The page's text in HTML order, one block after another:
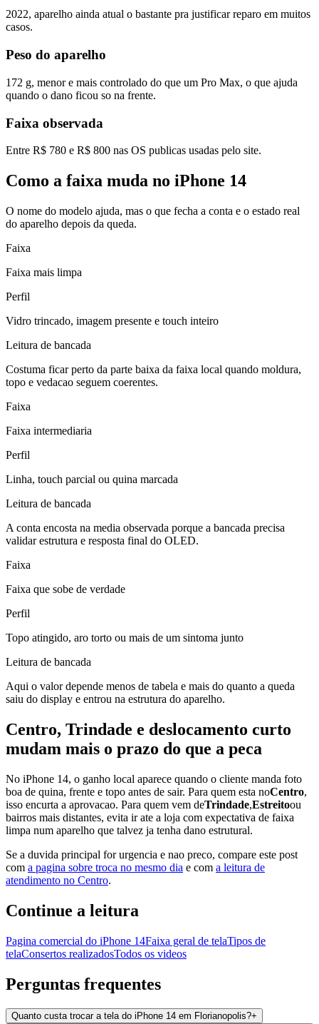
2022, aparelho ainda atual o bastante pra justificar reparo em muitos
casos.
Peso do aparelho
172 g, menor e mais controlado do que um Pro Max, o que ajuda
quando o dano ficou so na frente.
Faixa observada
Entre R$ 780 e R$ 800 nas OS publicas usadas pelo site.
Como a faixa muda no iPhone 14
O nome do modelo ajuda, mas o que fecha a conta e o estado real
do aparelho depois da queda.
Faixa
Faixa mais limpa
Perfil
Vidro trincado, imagem presente e touch inteiro
Leitura de bancada
Costuma ficar perto da parte baixa da faixa local quando moldura,
topo e vedacao seguem coerentes.
Faixa
Faixa intermediaria
Perfil
Linha, touch parcial ou quina marcada
Leitura de bancada
A conta encosta na media observada porque a bancada precisa
validar estrutura e resposta final do OLED.
Faixa
Faixa que sobe de verdade
Perfil
Topo atingido, aro torto ou mais de um sintoma junto
Leitura de bancada
Aqui o valor depende menos de tabela e mais do quanto a queda
saiu do display e entrou na estrutura do aparelho.
Centro, Trindade e deslocamento curto
mudam mais o prazo do que a peca
No iPhone 14, o ganho local aparece quando o cliente manda foto
boa de quina, frente e topo antes de sair. Para quem esta noCentro,
isso encurta a aprovacao. Para quem vem deTrindade,Estreitoou
bairros mais distantes, evita ir ate a loja com expectativa de faixa
limpa num aparelho que talvez ja tenha dano estrutural.
Se a duvida principal for urgencia e nao preco, compare este post
com a pagina sobre troca no mesmo dia e com a leitura de
atendimento no Centro.
Continue a leitura
Pagina comercial do iPhone 14Faixa geral de telaTipos de
telaConsertos realizadosTodos os videos
Perguntas frequentes
Quanto custa trocar a tela do iPhone 14 em Florianopolis?+